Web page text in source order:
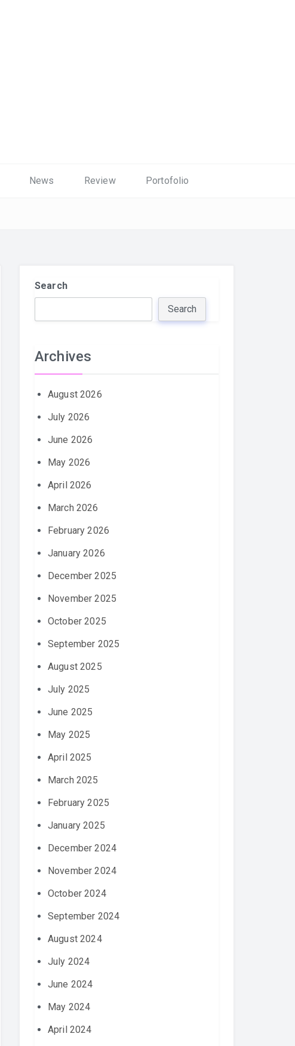
News Review Portofolio
Search
Search
Archives
August 2026
July 2026
June 2026
May 2026
April 2026
March 2026
February 2026
January 2026
December 2025
November 2025
October 2025
September 2025
August 2025
July 2025
June 2025
May 2025
April 2025
March 2025
February 2025
January 2025
December 2024
November 2024
October 2024
September 2024
August 2024
July 2024
June 2024
May 2024
April 2024